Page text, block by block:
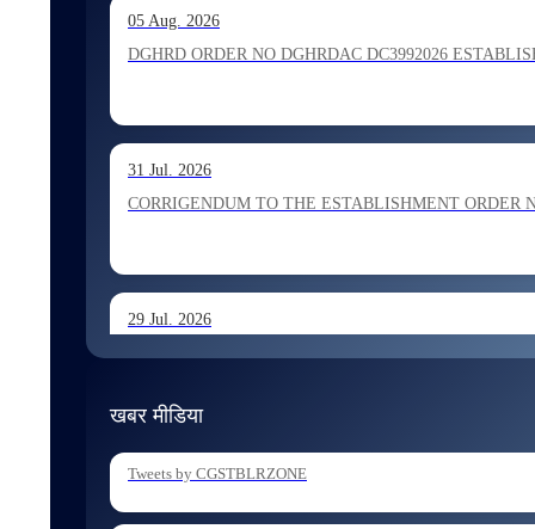
13 Jul. 2026
Allocation of Inspector recommended for appointment by
13 Jul. 2026
Allocation of Executive Assistant recommended for
05 Aug. 2026
DGHRD ORDER NO DGHRDAC DC3992026
31 Jul. 2026
CORRIGENDUM TO THE ESTABLISHMENT ORDER
29 Jul. 2026
29 Jul. 2026
खबर मीडिया
Tweets by CGSTBLRZONE